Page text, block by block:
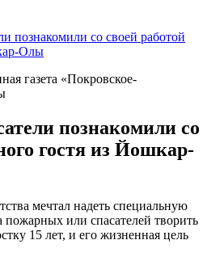
познакомили со своей работой
Олы
газета «Покровское-
познакомили со
гостя из Йошкар-
мечтал надеть специальную
пожарных или спасателей творить
15 лет, и его жизненная цель